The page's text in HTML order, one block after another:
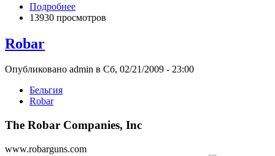
Подробнее
13930 просмотров
Robar
Опубликовано admin в Сб, 02/21/2009 - 23:00
Бельгия
Robar
The Robar Companies, Inc
www.robarguns.com